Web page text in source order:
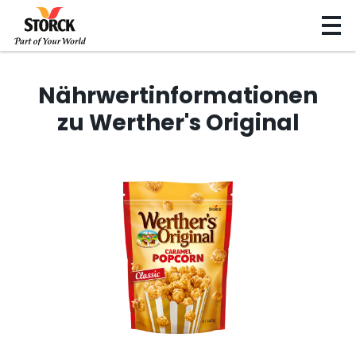
Nährwertinformationen
zu Werther's Original